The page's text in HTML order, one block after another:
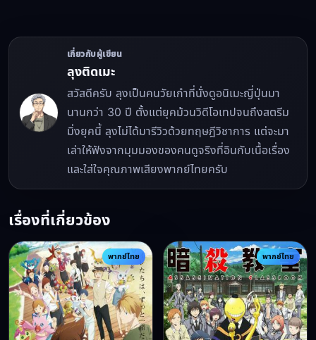
เกี่ยวกับผู้เขียน
ลุงติดเมะ
สวัสดีครับ ลุงเป็นคนวัยเก๋าที่นั่งดูอนิเมะญี่ปุ่นมา
นานกว่า 30 ปี ตั้งแต่ยุคม้วนวิดีโอเทปจนถึงสตรีม
มิ่งยุคนี้ ลุงไม่ได้มารีวิวด้วยทฤษฎีวิชาการ แต่จะมา
เล่าให้ฟังจากมุมมองของคนดูจริงที่อินกับเนื้อเรื่อง
และใส่ใจคุณภาพเสียงพากย์ไทยครับ
เรื่องที่เกี่ยวข้อง
พากย์ไทย พากย์ไทย